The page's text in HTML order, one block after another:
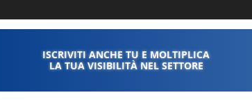
ISCRIVITI ANCHE TU E MOLTIPLICA
LA TUA VISIBILITÀ NEL SETTORE